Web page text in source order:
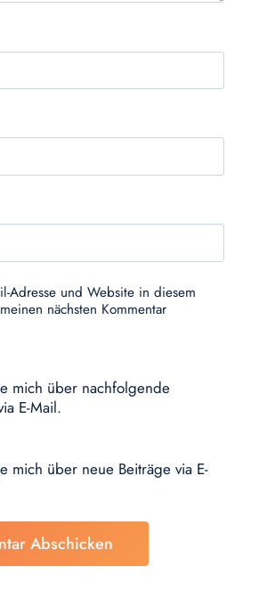
Adresse und Website in diesem
nächsten Kommentar
mich über nachfolgende
E-Mail.
mich über neue Beiträge via E-